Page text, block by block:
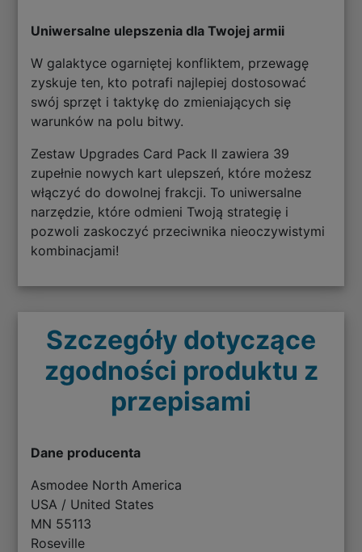
Uniwersalne ulepszenia dla Twojej armii
W galaktyce ogarniętej konfliktem, przewagę
zyskuje ten, kto potrafi najlepiej dostosować
swój sprzęt i taktykę do zmieniających się
warunków na polu bitwy.
Zestaw Upgrades Card Pack II zawiera 39
zupełnie nowych kart ulepszeń, które możesz
włączyć do dowolnej frakcji. To uniwersalne
narzędzie, które odmieni Twoją strategię i
pozwoli zaskoczyć przeciwnika nieoczywistymi
kombinacjami!
Szczegóły dotyczące
zgodności produktu z
przepisami
Dane producenta
Asmodee North America
USA / United States
MN 55113
Roseville